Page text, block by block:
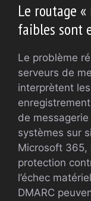
Le routage
faibles sont
Le problème
serveurs de
interprètent
de
systèmes sur
Microsoft 365,
protection
l’échec
DMARC